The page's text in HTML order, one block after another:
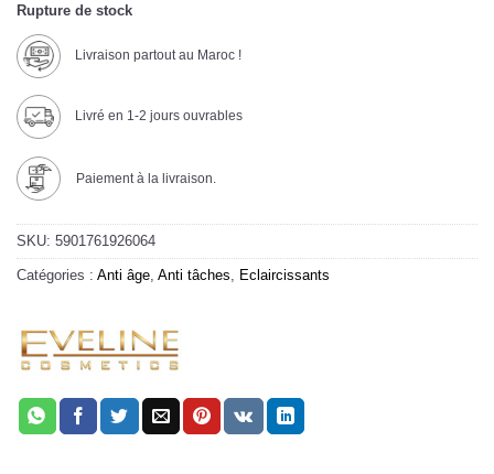
Rupture de stock
Livraison partout au Maroc !
Livré en 1-2 jours ouvrables
Paiement à la livraison.
SKU: 5901761926064
Catégories : Anti âge Anti tâches Eclaircissants